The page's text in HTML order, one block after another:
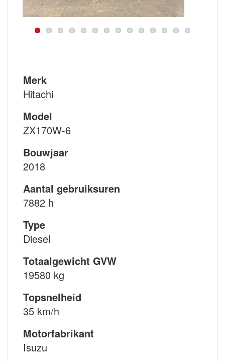
Merk
Hitachi
Model
ZX170W-6
Bouwjaar
2018
Aantal gebruiksuren
7882 h
Type
Diesel
Totaalgewicht GVW
19580 kg
Topsnelheid
35 km/h
Motorfabrikant
Isuzu